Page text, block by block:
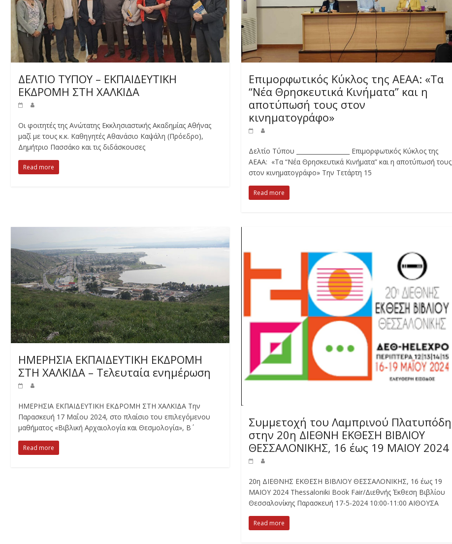
ΔΕΛΤΙΟ ΤΥΠΟΥ – ΕΚΠΑΙΔΕΥΤΙΚΗ
ΕΚΔΡΟΜΗ ΣΤΗ ΧΑΛΚΙΔΑ
Οι φοιτητές της Ανώτατης Εκκλησιαστικής Ακαδημίας Αθήνας
μαζί με τους κ.κ. Καθηγητές Αθανάσιο Καψάλη (Πρόεδρο),
Δημήτριο Πασσάκο και τις διδάσκουσες
Read more
Επιμορφωτικός Κύκλος της ΑΕΑΑ: «Τα
“Νέα Θρησκευτικά Κινήματα” και η
αποτύπωσή τους στον
κινηματογράφο»
Δελτίο Τύπου __________________ Επιμορφωτικός Κύκλος της
ΑΕΑΑ: «Τα “Νέα Θρησκευτικά Κινήματα” και η αποτύπωσή τους
στον κινηματογράφο» Την Τετάρτη 15
Read more
ΗΜΕΡΗΣΙΑ ΕΚΠΑΙΔΕΥΤΙΚΗ ΕΚΔΡΟΜΗ
ΣΤΗ ΧΑΛΚΙΔΑ – Τελευταία ενημέρωση
ΗΜΕΡΗΣΙΑ ΕΚΠΑΙΔΕΥΤΙΚΗ ΕΚΔΡΟΜΗ ΣΤΗ ΧΑΛΚΙΔΑ Την
Παρασκευή 17 Μαΐου 2024, στο πλαίσιο του επιλεγόμενου
μαθήματος «Βιβλική Αρχαιολογία και Θεσμολογία», Β΄
Read more
Συμμετοχή του Λαμπρινού Πλατυπόδη
στην 20η ΔΙΕΘΝΗ ΕΚΘΕΣΗ ΒΙΒΛΙΟΥ
ΘΕΣΣΑΛΟΝΙΚΗΣ, 16 έως 19 ΜΑΙΟΥ 2024
20η ΔΙΕΘΝΗΣ ΕΚΘΕΣΗ ΒΙΒΛΙΟΥ ΘΕΣΣΑΛΟΝΙΚΗΣ, 16 έως 19
ΜΑΙΟΥ 2024 Thessaloniki Book Fair/Διεθνής Έκθεση Βιβλίου
Θεσσαλονίκης Παρασκευή 17-5-2024 10:00-11:00 ΑΙΘΟΥΣΑ
Read more